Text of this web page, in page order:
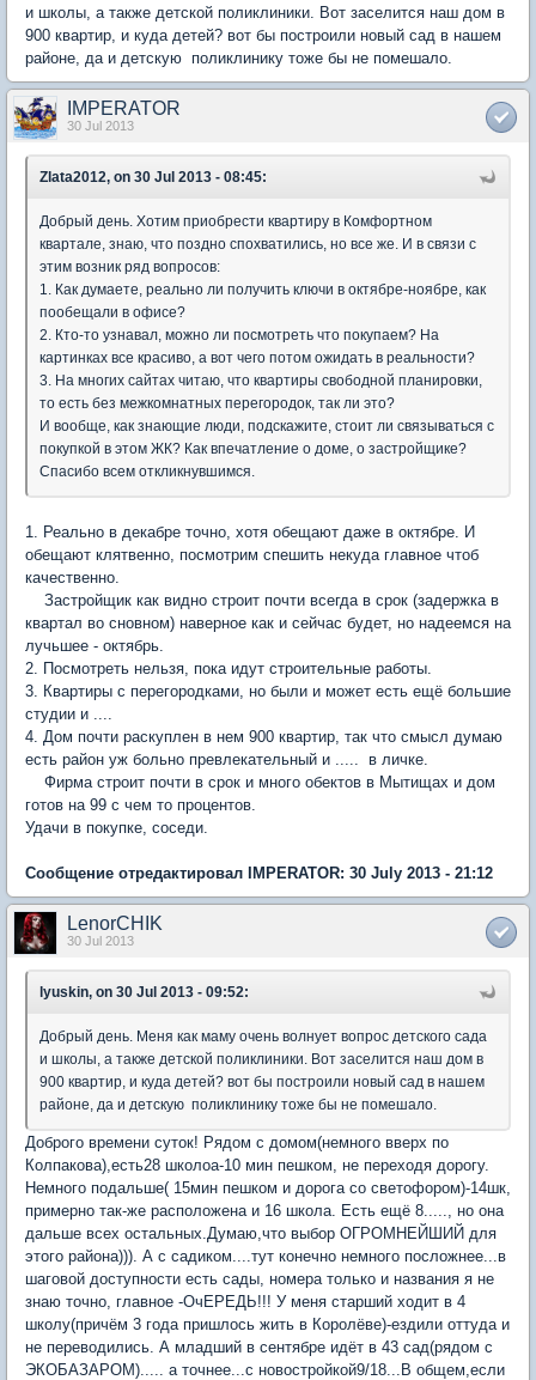
и школы, а также детской поликлиники. Вот заселится наш дом в
900 квартир, и куда детей? вот бы построили новый сад в нашем
районе, да и детскую поликлинику тоже бы не помешало.
IMPERATOR
30 Jul 2013
Zlata2012, on 30 Jul 2013 - 08:45:
Добрый день. Хотим приобрести квартиру в Комфортном
квартале, знаю, что поздно спохватились, но все же. И в связи с
этим возник ряд вопросов:
1. Как думаете, реально ли получить ключи в октябре-ноябре, как
пообещали в офисе?
2. Кто-то узнавал, можно ли посмотреть что покупаем? На
картинках все красиво, а вот чего потом ожидать в реальности?
3. На многих сайтах читаю, что квартиры свободной планировки,
то есть без межкомнатных перегородок, так ли это?
И вообще, как знающие люди, подскажите, стоит ли связываться с
покупкой в этом ЖК? Как впечатление о доме, о застройщике?
Спасибо всем откликнувшимся.
1. Реально в декабре точно, хотя обещают даже в октябре. И
обещают клятвенно, посмотрим спешить некуда главное чтоб
качественно.
Застройщик как видно строит почти всегда в срок (задержка в
квартал во сновном) наверное как и сейчас будет, но надеемся на
лучьшее - октябрь.
2. Посмотреть нельзя, пока идут строительные работы.
3. Квартиры с перегородками, но были и может есть ещё большие
студии и ....
4. Дом почти раскуплен в нем 900 квартир, так что смысл думаю
есть район уж больно превлекательный и ..... в личке.
Фирма строит почти в срок и много обектов в Мытищах и дом
готов на 99 с чем то процентов.
Удачи в покупке, соседи.
Сообщение отредактировал IMPERATOR: 30 July 2013 - 21:12
LenorCHIK
30 Jul 2013
lyuskin, on 30 Jul 2013 - 09:52:
Добрый день. Меня как маму очень волнует вопрос детского сада
и школы, а также детской поликлиники. Вот заселится наш дом в
900 квартир, и куда детей? вот бы построили новый сад в нашем
районе, да и детскую поликлинику тоже бы не помешало.
Доброго времени суток! Рядом с домом(немного вверх по
Колпакова),есть28 школоа-10 мин пешком, не переходя дорогу.
Немного подальше( 15мин пешком и дорога со светофором)-14шк,
примерно так-же расположена и 16 школа. Есть ещё 8....., но она
дальше всех остальных.Думаю,что выбор ОГРОМНЕЙШИЙ для
этого района))). А с садиком....тут конечно немного посложнее...в
шаговой доступности есть сады, номера только и названия я не
знаю точно, главное -ОчЕРЕДЬ!!! У меня старший ходит в 4
школу(причём 3 года пришлось жить в Королёве)-ездили оттуда и
не переводились. А младший в сентябре идёт в 43 сад(рядом с
ЭКОБАЗАРОМ)..... а точнее...с новостройкой9/18...В общем,если